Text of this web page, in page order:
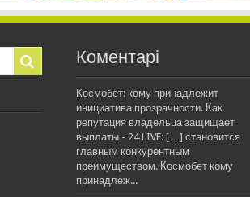
Коментарі
Космобет: кому принадлежит
инициатива прозрачности. Как
репутация владельца защищает
выплаты - 24 LIVE: […] становится
главным конкурентным
преимуществом. Космобет кому
принадлеж...